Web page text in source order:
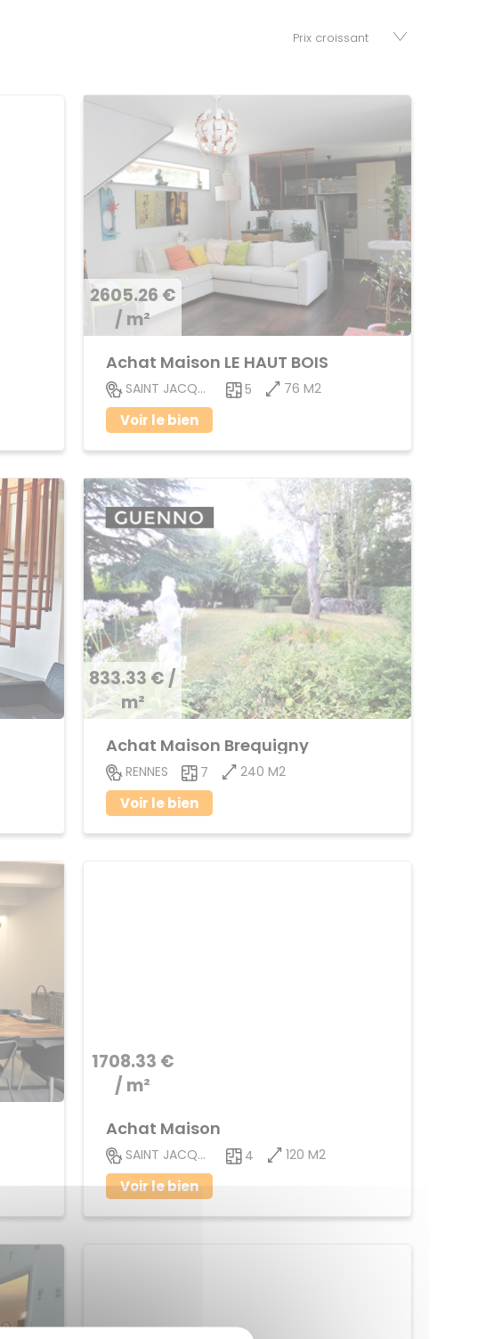
2605.26 €
/ m²
Achat Maison LE HAUT BOIS
SAINT JACQUES DE LA LANDE 5 76 M2
Voir le bien
833.33 € /
m²
Achat Maison Brequigny
RENNES 7 240 M2
Voir le bien
1708.33 €
/ m²
Achat Maison
SAINT JACQUES DE LA LANDE 4 120 M2
Voir le bien